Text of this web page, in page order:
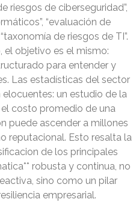
riesgos de ciberseguridad”,
“evaluación de
de riesgos de TI”.
el objetivo es el mismo:
para entender y
Las estadísticas del sector
un estudio de la
costo promedio de una
puede ascender a millones
reputacional. Esto resalta la
de los principales
robusta y continua, no
sino como un pilar
empresarial.